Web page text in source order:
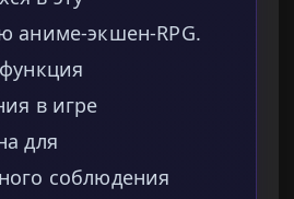
аниме-экшен-RPG.
в игре
для
соблюдения